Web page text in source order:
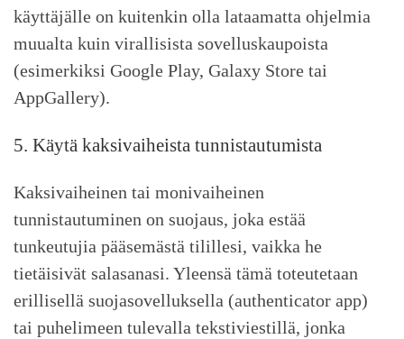
käyttäjälle on kuitenkin olla lataamatta ohjelmia
muualta kuin virallisista sovelluskaupoista
(esimerkiksi Google Play, Galaxy Store tai
AppGallery).
5. Käytä kaksivaiheista tunnistautumista
Kaksivaiheinen tai monivaiheinen
tunnistautuminen on suojaus, joka estää
tunkeutujia pääsemästä tilillesi, vaikka he
tietäisivät salasanasi. Yleensä tämä toteutetaan
erillisellä suojasovelluksella (authenticator app)
tai puhelimeen tulevalla tekstiviestillä, jonka